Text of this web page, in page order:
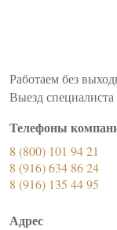
Работаем без
Выезд
Телефоны
8 (800) 101 94 21
8 (916) 634 86 24
8 (916) 135 44 95
Адрес